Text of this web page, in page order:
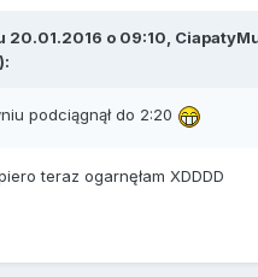
20.01.2016 o 09:10,
podciągnął do 2:20
teraz ogarnęłam XDDDD